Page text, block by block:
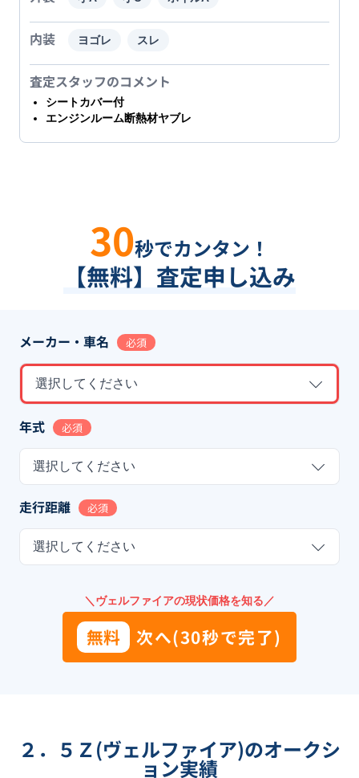
内装 ヨゴレ スレ
査定スタッフのコメント
シートカバー付
エンジンルーム断熱材ヤブレ
30秒でカンタン！
【無料】査定申し込み
メーカー・車名 必須
選択してください
年式 必須
選択してください
走行距離 必須
選択してください
＼ヴェルファイアの現状価格を知る／
無料 次へ(30秒で完了)
２．５Ｚ(ヴェルファイア)のオークシ
ョン実績